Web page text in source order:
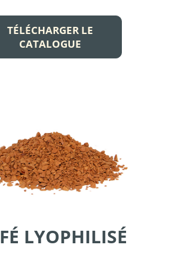
TÉLÉCHARGER LE
CATALOGUE
LYOPHILISÉ